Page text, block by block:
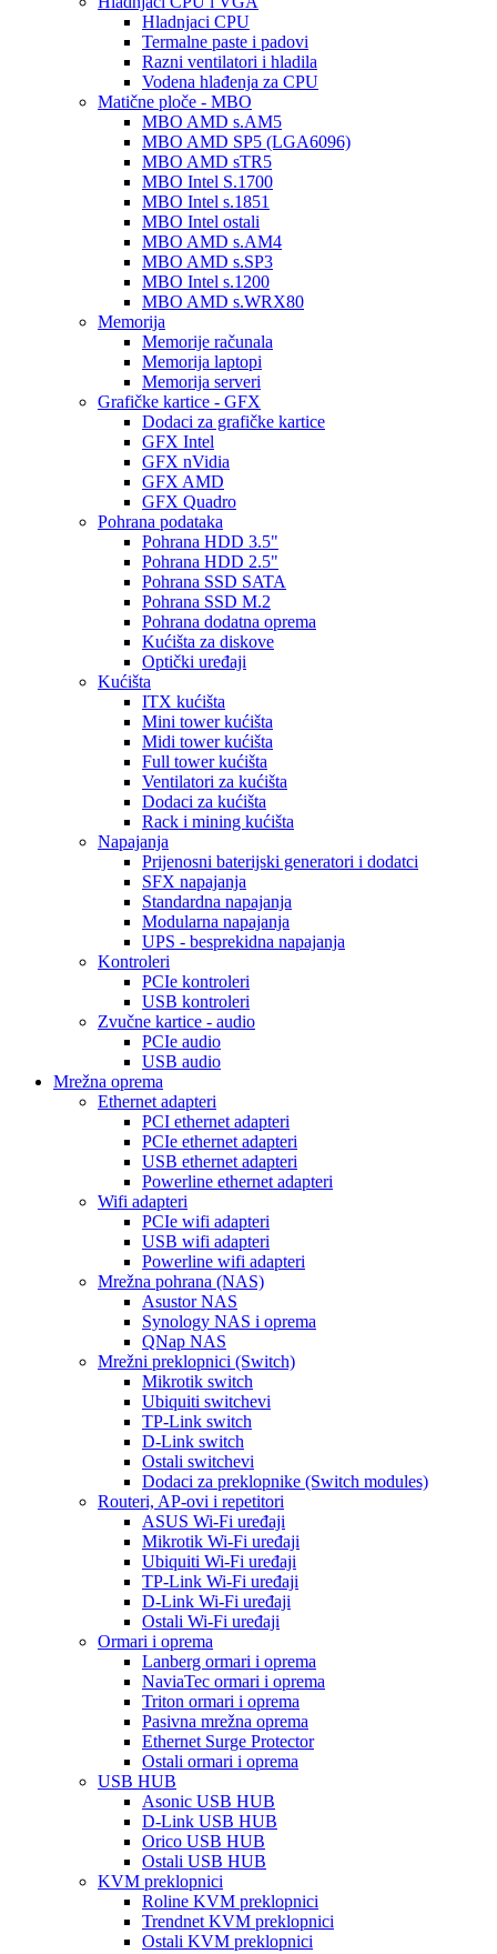
Hladnjaci CPU
Termalne paste i padovi
Razni ventilatori i hladila
Vodena hlađenja za CPU
Matične ploče - MBO
MBO AMD s.AM5
MBO AMD SP5 (LGA6096)
MBO AMD sTR5
MBO Intel S.1700
MBO Intel s.1851
MBO Intel ostali
MBO AMD s.AM4
MBO AMD s.SP3
MBO Intel s.1200
MBO AMD s.WRX80
Memorija
Memorije računala
Memorija laptopi
Memorija serveri
Grafičke kartice - GFX
Dodaci za grafičke kartice
GFX Intel
GFX nVidia
GFX AMD
GFX Quadro
Pohrana podataka
Pohrana HDD 3.5"
Pohrana HDD 2.5"
Pohrana SSD SATA
Pohrana SSD M.2
Pohrana dodatna oprema
Kućišta za diskove
Optički uređaji
Kućišta
ITX kućišta
Mini tower kućišta
Midi tower kućišta
Full tower kućišta
Ventilatori za kućišta
Dodaci za kućišta
Rack i mining kućišta
Napajanja
Prijenosni baterijski generatori i dodatci
SFX napajanja
Standardna napajanja
Modularna napajanja
UPS - besprekidna napajanja
Kontroleri
PCIe kontroleri
USB kontroleri
Zvučne kartice - audio
PCIe audio
USB audio
Mrežna oprema
Ethernet adapteri
PCI ethernet adapteri
PCIe ethernet adapteri
USB ethernet adapteri
Powerline ethernet adapteri
Wifi adapteri
PCIe wifi adapteri
USB wifi adapteri
Powerline wifi adapteri
Mrežna pohrana (NAS)
Asustor NAS
Synology NAS i oprema
QNap NAS
Mrežni preklopnici (Switch)
Mikrotik switch
Ubiquiti switchevi
TP-Link switch
D-Link switch
Ostali switchevi
Dodaci za preklopnike (Switch modules)
Routeri, AP-ovi i repetitori
ASUS Wi-Fi uređaji
Mikrotik Wi-Fi uređaji
Ubiquiti Wi-Fi uređaji
TP-Link Wi-Fi uređaji
D-Link Wi-Fi uređaji
Ostali Wi-Fi uređaji
Ormari i oprema
Lanberg ormari i oprema
NaviaTec ormari i oprema
Triton ormari i oprema
Pasivna mrežna oprema
Ethernet Surge Protector
Ostali ormari i oprema
USB HUB
Asonic USB HUB
D-Link USB HUB
Orico USB HUB
Ostali USB HUB
KVM preklopnici
Roline KVM preklopnici
Trendnet KVM preklopnici
Ostali KVM preklopnici